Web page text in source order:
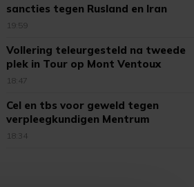
sancties tegen Rusland en Iran
19:59
Vollering teleurgesteld na tweede
plek in Tour op Mont Ventoux
18:47
Cel en tbs voor geweld tegen
verpleegkundigen Mentrum
18:34